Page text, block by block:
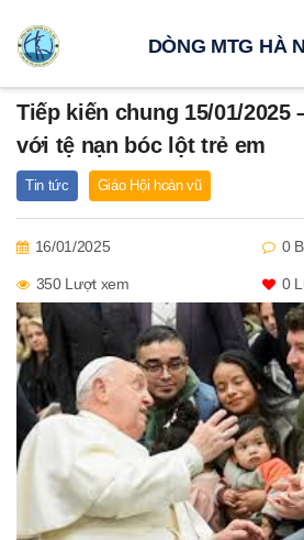
Tiếp kiến chung 15/01/
với tệ nạn bóc lột trẻ em
Tin tức Giáo Hội hoàn vũ
16/01/2025 0
350 Lượt xem 0
DÒNG MTG HÀ